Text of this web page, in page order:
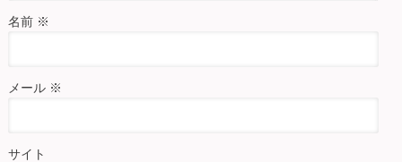
名前 ※
メール ※
サイト